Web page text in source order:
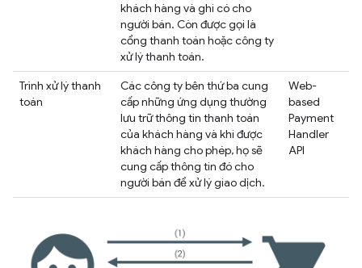
khách hàng và ghi có cho
người bán. Còn được gọi là
cổng thanh toán hoặc công ty
xử lý thanh toán.
Trình xử lý thanh
toán
Các công ty bên thứ ba cung
cấp những ứng dụng thường
lưu trữ thông tin thanh toán
của khách hàng và khi được
khách hàng cho phép, họ sẽ
cung cấp thông tin đó cho
người bán để xử lý giao dịch.
Web-
based
Payment
Handler
API